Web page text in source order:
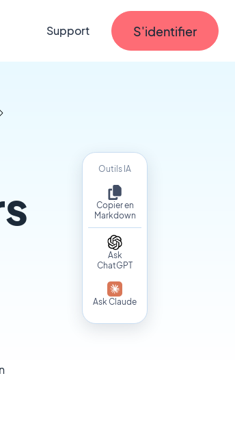
Support S'identifier
Outils IA
Copier en
Markdown
Ask
ChatGPT
Ask Claude